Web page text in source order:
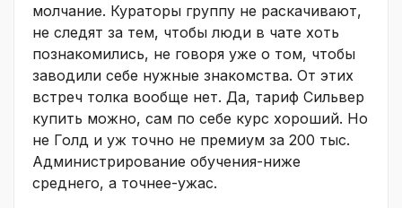
молчание. Кураторы группу не раскачивают,
не следят за тем, чтобы люди в чате хоть
познакомились, не говоря уже о том, чтобы
заводили себе нужные знакомства. От этих
встреч толка вообще нет. Да, тариф Сильвер
купить можно, сам по себе курс хороший. Но
не Голд и уж точно не премиум за 200 тыс.
Администрирование обучения-ниже
среднего, а точнее-ужас.